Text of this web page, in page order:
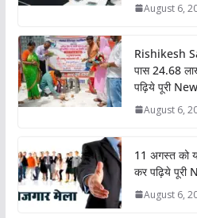
August 6,
Rishikesh
पास 24.68
पढ़िये पूरी
August 6,
11 अगस्त को
कर पढ़िये पूरी
August 6,